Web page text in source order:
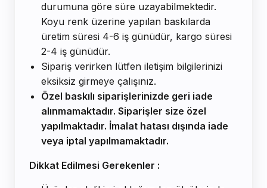
durumuna göre süre uzayabilmektedir.
Koyu renk üzerine yapılan baskılarda
üretim süresi 4-6 iş günüdür, kargo süresi
2-4 iş günüdür.
Sipariş verirken lütfen iletişim bilgilerinizi
eksiksiz girmeye çalışınız.
Özel baskılı siparişlerinizde geri iade
alınmamaktadır. Siparişler size özel
yapılmaktadır. İmalat hatası dışında iade
veya iptal yapılmamaktadır.
Dikkat Edilmesi Gerekenler :